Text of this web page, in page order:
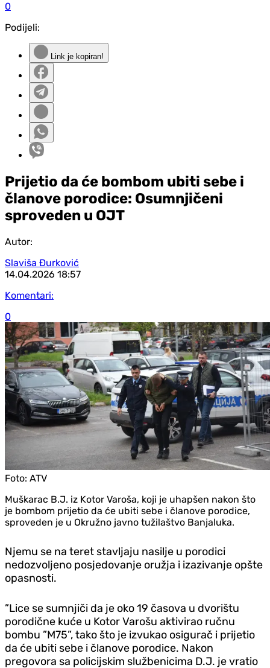
0
Podijeli:
Link je kopiran!
Prijetio da će bombom ubiti sebe i
članove porodice: Osumnjičeni
sproveden u OJT
Autor:
Slaviša Đurković
14.04.2026 18:57
Komentari:
0
Foto: ATV
Muškarac B.J. iz Kotor Varoša, koji je uhapšen nakon što
je bombom prijetio da će ubiti sebe i članove porodice,
sproveden je u Okružno javno tužilaštvo Banjaluka.
Njemu se na teret stavljaju nasilje u porodici
nedozvoljeno posjedovanje oružja i izazivanje opšte
opasnosti.
”Lice se sumnjiči da je oko 19 časova u dvorištu
porodične kuće u Kotor Varošu aktivirao ručnu
bombu ”M75”, tako što je izvukao osigurač i prijetio
da će ubiti sebe i članove porodice. Nakon
pregovora sa policijskim službenicima D.J. je vratio